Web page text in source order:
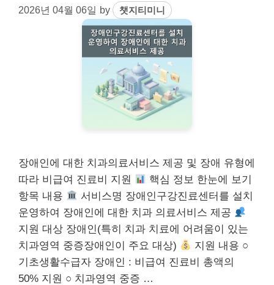
2026년 04월 06일 by 챗지티미니
장애인에 대한 치과의료서비스 제공 및 장애 유형에
따라 비급여 진료비 지원
핵심 정보 한눈에 보기
항목 내용
서비스명 장애인구강진료센터를 설치
운영하여 장애인에 대한 치과 의료서비스 제공
지원 대상 장애인(특히 치과 치료에 어려움이 있는
치과영역 중증장애인이 주요 대상)
지원 내용 ○
기초생활수급자 장애인 : 비급여 진료비 총액의
50% 지원 ○ 치과영역 중증 …